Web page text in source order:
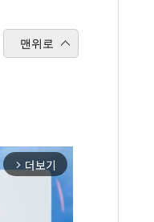
맨위로
arrow_forward_ios 더보기